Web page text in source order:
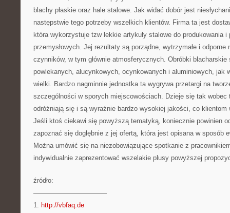
blachy płaskie oraz hale stalowe. Jak widać dobór jest
następstwie tego potrzeby wszelkich klientów. Firma ta jest
która wykorzystuje tzw lekkie artykuły stalowe do produkowania i
przemysłowych. Jej rezultaty są porządne, wytrzymałe i odporne
czynników, w tym głównie atmosferycznych. Obróbki blacharskie
powlekanych, alucynkowych, ocynkowanych i aluminiowych, jak
wielki. Bardzo nagminnie jednostka ta wygrywa przetargi na
szczególności w sporych miejscowościach. Dzieje się tak wobec
odróżniają się i są wyraźnie bardzo wysokiej jakości, co
Jeśli ktoś ciekawi się powyższą tematyką, koniecznie powinien
zapoznać się dogłębnie z jej ofertą, która jest opisana w sposób
Można umówić się na niezobowiązujące spotkanie z
indywidualnie zaprezentować wszelakie plusy powyższej
źródło:
———————————
1. http://vbfaq.de